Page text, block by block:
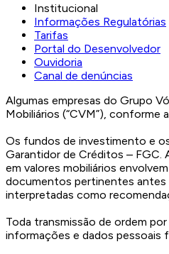
Institucional
Informações Regulatórias
Tarifas
Portal do Desenvolvedor
Ouvidoria
Canal de denúncias
Algumas empresas do Grupo
Mobiliários (“CVM”), conforme
Os fundos de investimento e
Garantidor de Créditos – FGC.
em valores mobiliários
documentos pertinentes antes
interpretadas como
Toda transmissão de ordem
informações e dados pessoais